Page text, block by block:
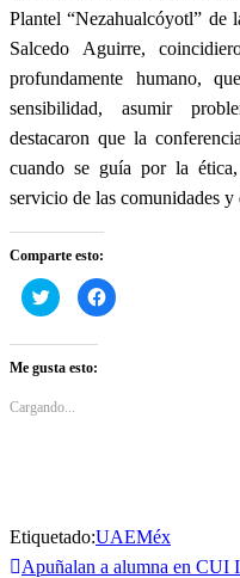
Plantel “Nezahualcóyotl” de
Salcedo Aguirre,
profundamente humano,
sensibilidad, asumir
destacaron que la
cuando se guía por la
servicio de las comunidades y
Comparte esto:
Haz
clic
en
Twitter
(Se
en
Haz
clic
Me gusta esto:
Cargando...
Etiquetado:UAEMéx
Entrada
Apuñalan a alumna en CUI